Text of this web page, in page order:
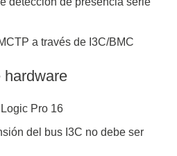
a través de I3C/BMC
hardware
Pro 16
del bus I3C no debe ser